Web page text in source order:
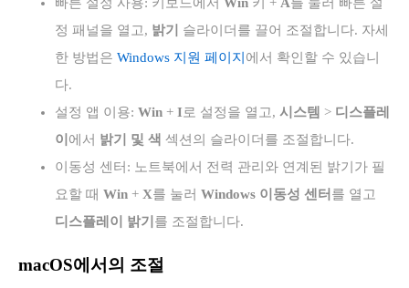
빠른 설정 사용: 키보드에서 Win 키 + A를 눌러 빠른 설
정 패널을 열고, 밝기
슬라이더를 끌어 조절합니다. 자세
한 방법은 Windows 지원 페이지 에서 확인할 수 있습니
다.
설정 앱 이용: Win + I로 설정을 열고, 시스템 > 디스플레
이 에서 밝기 및 색 섹션의 슬라이더를 조절합니다.
이동성 센터: 노트북에서 전력 관리와 연계된 밝기가 필
요할 때 Win + X를 눌러 Windows 이동성 센터 를 열고
디스플레이 밝기 를 조절합니다.
macOS에서의 조절